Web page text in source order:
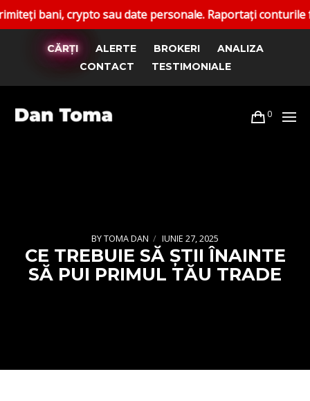
crypto sau date personale. Raportați conturile false.
CĂRȚI ALERTE BROKERI
ANALIZA
CONTACT
TESTIMONIALE
0
BYTOMA DAN IUNIE 27, 2025
CE TREBUIE SĂ ȘTII ÎNAINTE
SĂ PUI PRIMUL TĂU TRADE